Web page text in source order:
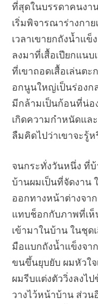
ที่สุดในบรรดาคนงา
เริ่มพิจารณาร่างกา
เวลาเขายกถังน้ำแข็
ลงมาที่เสื้อเปียกแน
ที่เขาถอดเสื้อเล่นต
อกนูนใหญ่เป็นร่องก
มีกล้ามเป็นก้อนที่น่อ
เกิดความกำหนัดแล
ลืมคิดไปว่าเขาจะรู้ห
จนกระทั่งวันหนึ่ง ที่
บ้านผมเป็นที่จัดงาน
ออกทางหน้าต่างจา
แทบช็อกกับภาพที่เห็
เข้ามาในบ้าน ในชุด
มือแบกถังน้ำแข็งจา
ขนขึ้นยุบยับ ผมหัวใจ
ผมรีบแต่งตัววิ่งลงไป
วางไว้หน้าบ้าน ส่วน